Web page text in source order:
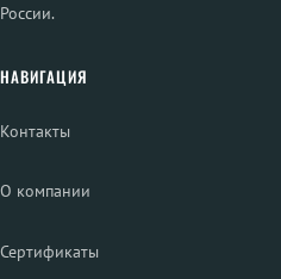
России.
НАВИГАЦИЯ
Контакты
О компании
Сертификаты